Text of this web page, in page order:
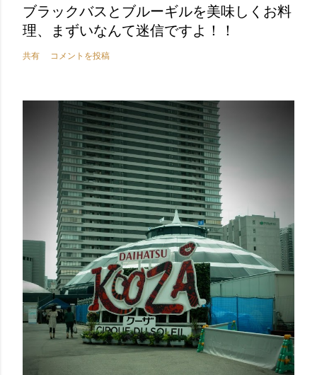
ブラックバスとブルーギルを美味しくお料
理、まずいなんて迷信ですよ！！
共有 コメントを投稿